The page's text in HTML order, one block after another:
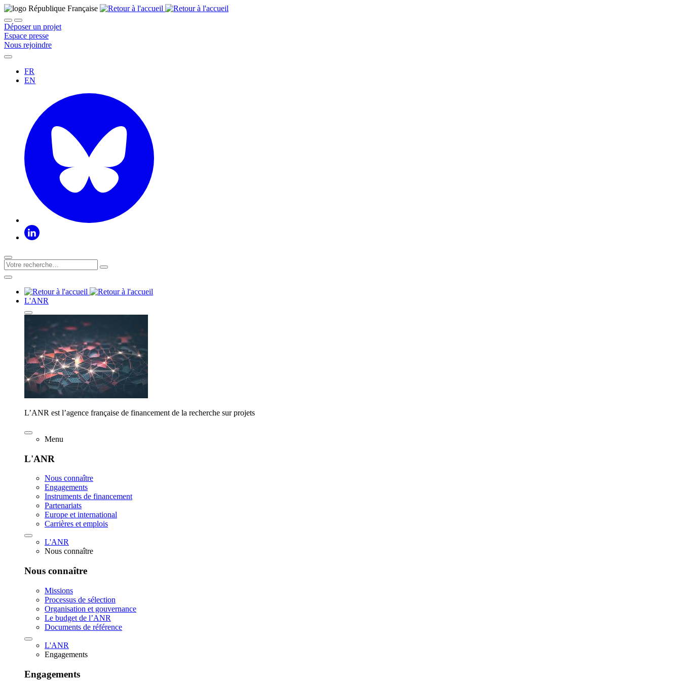
Déposer un projet
Espace presse
Nous rejoindre
FR
EN
L'ANR
L’ANR est l’agence française de financement de la recherche sur projets
Menu
L'ANR
Nous connaître
Engagements
Instruments de financement
Partenariats
Europe et international
Carrières et emplois
L'ANR
Nous connaître
Nous connaître
Missions
Processus de sélection
Organisation et gouvernance
Le budget de l’ANR
Documents de référence
L'ANR
Engagements
Engagements